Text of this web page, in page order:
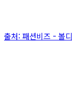
출처: 패션비즈 - 볼